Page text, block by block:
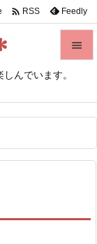
んでいます。


前へ

 RSS Feedly